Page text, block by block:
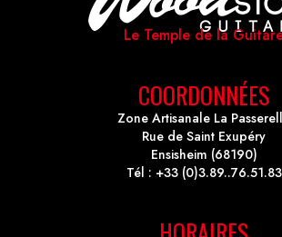
Le Temple de la
COORDONNÉES
Zone Artisanale La
Rue de Saint Exupéry
Ensisheim (68190)
Tél : +33 (0)3.89..76.51.83